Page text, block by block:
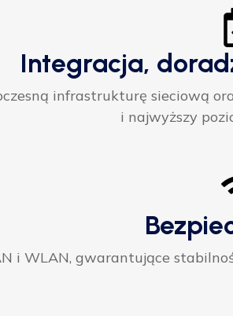
Integracja,
infrastrukturę sieciową
i najwyższy
i WLAN, gwarantujące